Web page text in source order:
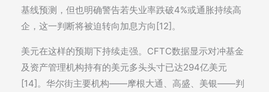
基线预测，但也明确警告若失业率跌破4%或通胀持续高
企，这一判断将被迫转向加息方向[12]。
美元在这样的预期下持续走强。CFTC数据显示对冲基金
及资产管理机构持有的美元多头头寸已达294亿美元
[14]。华尔街主要机构——摩根大通、高盛、美银——判